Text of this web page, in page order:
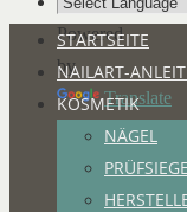
Powered
by
Translate
Zum
Inhalt
springen
STARTSEITE
NAILART-
KOSMETIK
NÄGEL